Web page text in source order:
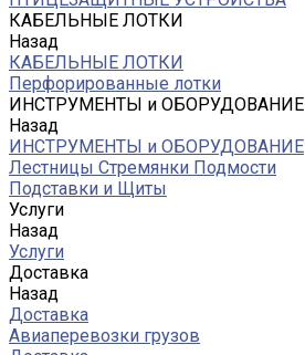
КАБЕЛЬНЫЕ ЛОТКИ
Назад
КАБЕЛЬНЫЕ ЛОТКИ
Перфорированные лотки
ИНСТРУМЕНТЫ и ОБОРУДОВАНИЕ
Назад
ИНСТРУМЕНТЫ и ОБОРУДОВАНИЕ
Лестницы Стремянки Подмости
Подставки и Щиты
Услуги
Назад
Услуги
Доставка
Назад
Доставка
Авиаперевозки грузов